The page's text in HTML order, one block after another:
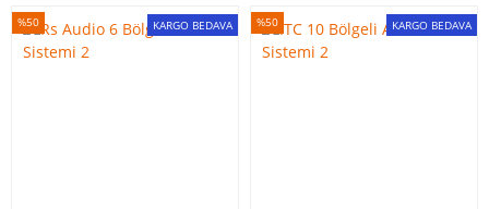
KARGO BEDAVA
%50 KARGO BEDAVA
%50